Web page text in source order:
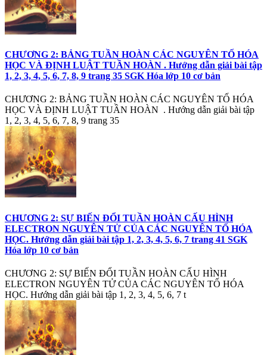
CHƯƠNG 2: BẢNG TUẦN HOÀN CÁC NGUYÊN TỐ HÓA
HỌC VÀ ĐỊNH LUẬT TUẦN HOÀN . Hướng dẫn giải bài tập
1, 2, 3, 4, 5, 6, 7, 8, 9 trang 35 SGK Hóa lớp 10 cơ bản
CHƯƠNG 2: BẢNG TUẦN HOÀN CÁC NGUYÊN TỐ HÓA
HỌC VÀ ĐỊNH LUẬT TUẦN HOÀN . Hướng dẫn giải bài tập
1, 2, 3, 4, 5, 6, 7, 8, 9 trang 35
CHƯƠNG 2: SỰ BIẾN ĐỔI TUẦN HOÀN CẤU HÌNH
ELECTRON NGUYÊN TỬ CỦA CÁC NGUYÊN TỐ HÓA
HỌC. Hướng dẫn giải bài tập 1, 2, 3, 4, 5, 6, 7 trang 41 SGK
Hóa lớp 10 cơ bản
CHƯƠNG 2: SỰ BIẾN ĐỔI TUẦN HOÀN CẤU HÌNH
ELECTRON NGUYÊN TỬ CỦA CÁC NGUYÊN TỐ HÓA
HỌC. Hướng dẫn giải bài tập 1, 2, 3, 4, 5, 6, 7 t